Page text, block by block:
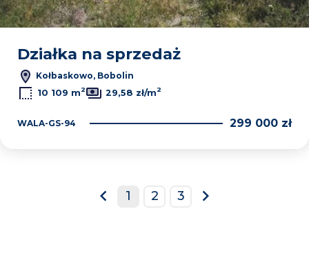
Działka na sprzedaż
Kołbaskowo, Bobolin
10 109 m2 29,58 zł/m2
WALA-GS-94 299 000 zł
prev
1 2 3
next